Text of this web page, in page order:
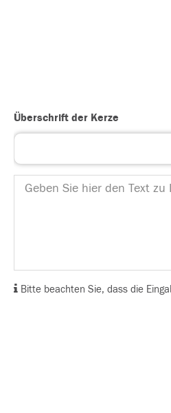
Überschrift der Kerze
Bitte beachten Sie, dass die